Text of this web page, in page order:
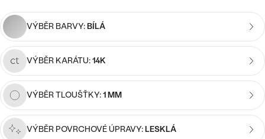
Wave kolekce
PODLE TVARU KAMENE
NA MÍRU
DIAMANTY
Personalizované
přívěsky
Nejprodávanější
prsteny
VÝBĚR BARVY:BÍLÁ
VÝBĚR KARÁTU:14K
VÝBĚR TLOUŠŤKY:1 MM
VÝBĚR POVRCHOVÉ ÚPRAVY:LESKLÁ